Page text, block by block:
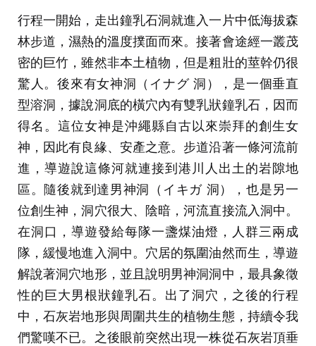
行程一開始，走出鐘乳石洞就進入一片中低海拔森
林步道，濕熱的溫度撲面而來。接著會途經一叢茂
密的巨竹，雖然非本土植物，但是粗壯的莖幹仍很
驚人。後來有女神洞（イナグ 洞），是一個垂直
型溶洞，據說洞底的橫穴內有雙乳狀鐘乳石，因而
得名。這位女神是沖繩縣自古以來崇拜的創生女
神，因此有良緣、安產之意。步道沿著一條河流前
進，導遊說這條河就連接到港川人出土的岩隙地
區。隨後就到達男神洞（イキガ 洞），也是另一
位創生神，洞穴很大、陰暗，河流直接流入洞中。
在洞口，導遊發給每隊一盞煤油燈，人群三兩成
隊，緩慢地進入洞中。穴居的氛圍油然而生，導遊
解說著洞穴地形，並且說明男神洞洞中，最具象徵
性的巨大男根狀鐘乳石。出了洞穴，之後的行程
中，石灰岩地形與周圍共生的植物生態，持續令我
們驚嘆不已。之後眼前突然出現一株從石灰岩頂垂